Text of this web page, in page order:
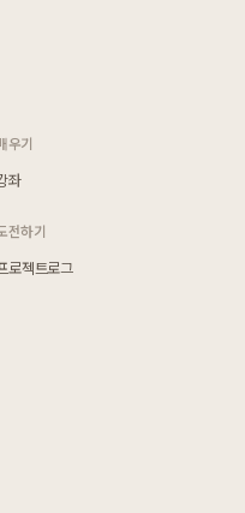
우기
좌
전하기
로젝트로그